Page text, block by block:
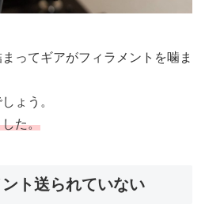
ってギアがフィラメントを噛ま
ょう。
た。
ト送られていない